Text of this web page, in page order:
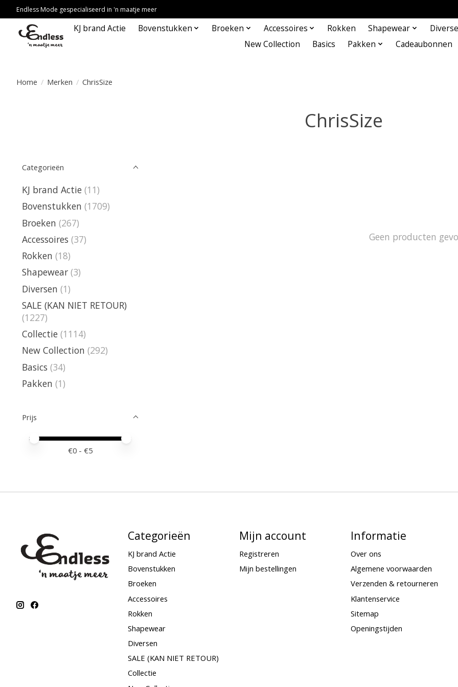
Endless Mode gespecialiseerd in 'n maatje meer
KJ brand Actie Bovenstukken Broeken Accessoires Rokken Shapewear
New Collection
Basics Pakken Cadeaubonnen
Home / Merken / ChrisSize
ChrisSize
Categorieën
KJ brand Actie (11)
Bovenstukken (1709)
Broeken (267)
Accessoires (37)
Rokken (18)
Shapewear (3)
Diversen (1)
SALE (KAN NIET RETOUR)
(1227)
Collectie (1114)
New Collection (292)
Basics (34)
Pakken (1)
Prijs
Minimale prijswaarde
Price maximum value
€0 - €5
Geen producten
Categorieën
KJ brand Actie
Bovenstukken
Broeken
Accessoires
Rokken
Shapewear
Diversen
SALE (KAN NIET RETOUR)
Collectie
Mijn account
Registreren
Mijn bestellingen
Informatie
Over ons
Algemene voorwaarden
Verzenden & retourneren
Klantenservice
Sitemap
Openingstijden